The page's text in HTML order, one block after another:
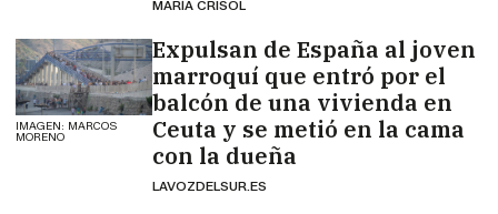
MARÍA CRISOL
IMAGEN: MARCOS
MORENO
Expulsan de España al joven
marroquí que entró por el
balcón de una vivienda en
Ceuta y se metió en la cama
con la dueña
LAVOZDELSUR.ES